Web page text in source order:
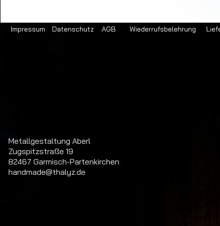
Impressum Datenschutz AGB Wiederrufsbelehrung
Metallgestaltung Aberl
Zugspitzstraße 19
82467 Garmisch-Partenkirchen
handmade@thalyz.de